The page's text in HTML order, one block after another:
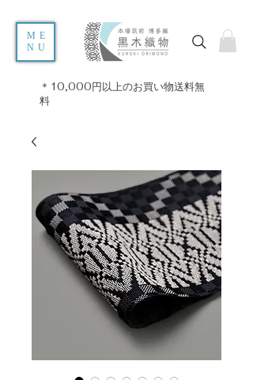
ME
NU
＊10,000円以上のお買い物送料無
料